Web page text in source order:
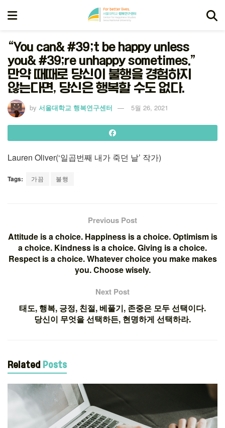
“You can& #39;t be happy unless
you& #39;re unhappy sometimes.”
만약 때때로 당신이 불행을 경험하지
않는다면, 당신은 행복할 수도 없다.
by 서울대학교 행복연구센터 5월 26, 2021
Lauren Oliver(‘일곱번째 내가 죽던 날’ 작가)
Tags: 가끔 불행
Previous Post
Attitude is a choice. Happiness is a choice. Optimism is
a choice. Kindness is a choice. Giving is a choice.
Respect is a choice. Whatever choice you make makes
you. Choose wisely.
Next Post
태도, 행복, 긍정, 친절, 베풀기, 존중은 모두 선택이다.
당신이 무엇을 선택하든, 현명하게 선택하라.
Related Posts